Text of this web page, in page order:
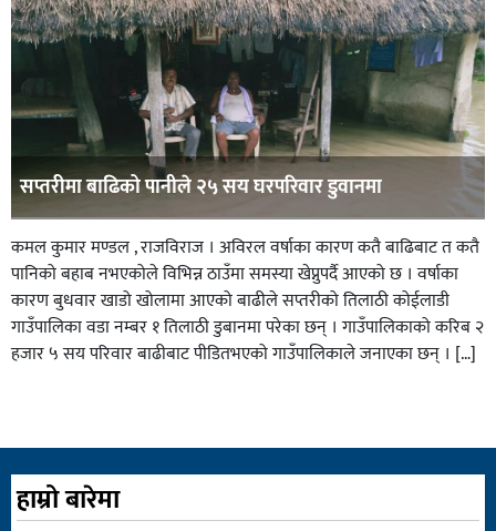
विचार
सप्तरीमा बाढिको पानीले २५ सय घरपरिवार डुवानमा
कमल कुमार मण्डल , राजविराज । अविरल वर्षाका कारण कतै बाढिबाट त कतै
पानिको बहाब नभएकोले विभिन्न ठाउँमा समस्या खेप्नुपर्दै आएको छ । वर्षाका
कारण बुधवार खाडो खोलामा आएको बाढीले सप्तरीको तिलाठी कोईलाडी
गाउँपालिका वडा नम्बर १ तिलाठी डुबानमा परेका छन् । गाउँपालिकाको करिब २
हजार ५ सय परिवार बाढीबाट पीडितभएको गाउँपालिकाले जनाएका छन् । […]
हाम्रो बारेमा